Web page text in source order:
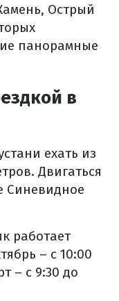
Острый
панорамные
в
ехать из
Двигаться
Синевидное
работает
– с 10:00
– с 9:30 до